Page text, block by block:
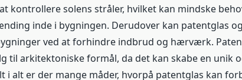
kontrollere solens stråler, hvilket kan mindske
inde i bygningen. Derudover kan patentglas
ved at forhindre indbrud og hærværk.
til arkitektoniske formål, da det kan skabe en unik
i alt er der mange måder, hvorpå patentglas kan